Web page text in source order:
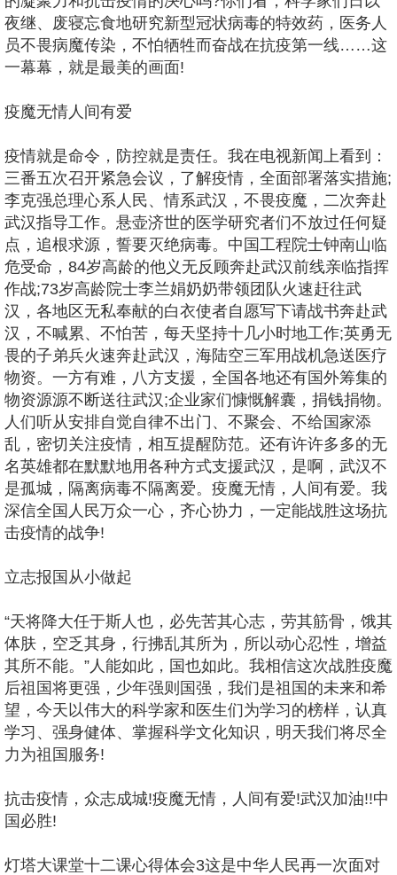
夜继、废寝忘食地研究新型冠状病毒的特效药，医务人
员不畏病魔传染，不怕牺牲而奋战在抗疫第一线……这
一幕幕，就是最美的画面!
疫魔无情人间有爱
疫情就是命令，防控就是责任。我在电视新闻上看到：
三番五次召开紧急会议，了解疫情，全面部署落实措施;
李克强总理心系人民、情系武汉，不畏疫魔，二次奔赴
武汉指导工作。悬壶济世的医学研究者们不放过任何疑
点，追根求源，誓要灭绝病毒。中国工程院士钟南山临
危受命，84岁高龄的他义无反顾奔赴武汉前线亲临指挥
作战;73岁高龄院士李兰娟奶奶带领团队火速赶往武
汉，各地区无私奉献的白衣使者自愿写下请战书奔赴武
汉，不喊累、不怕苦，每天坚持十几小时地工作;英勇无
畏的子弟兵火速奔赴武汉，海陆空三军用战机急送医疗
物资。一方有难，八方支援，全国各地还有国外筹集的
物资源源不断送往武汉;企业家们慷慨解囊，捐钱捐物。
人们听从安排自觉自律不出门、不聚会、不给国家添
乱，密切关注疫情，相互提醒防范。还有许许多多的无
名英雄都在默默地用各种方式支援武汉，是啊，武汉不
是孤城，隔离病毒不隔离爱。疫魔无情，人间有爱。我
深信全国人民万众一心，齐心协力，一定能战胜这场抗
击疫情的战争!
立志报国从小做起
“天将降大任于斯人也，必先苦其心志，劳其筋骨，饿其
体肤，空乏其身，行拂乱其所为，所以动心忍性，增益
其所不能。”人能如此，国也如此。我相信这次战胜疫魔
后祖国将更强，少年强则国强，我们是祖国的未来和希
望，今天以伟大的科学家和医生们为学习的榜样，认真
学习、强身健体、掌握科学文化知识，明天我们将尽全
力为祖国服务!
抗击疫情，众志成城!疫魔无情，人间有爱!武汉加油!!中
国必胜!
灯塔大课堂十二课心得体会3这是中华人民再一次面对